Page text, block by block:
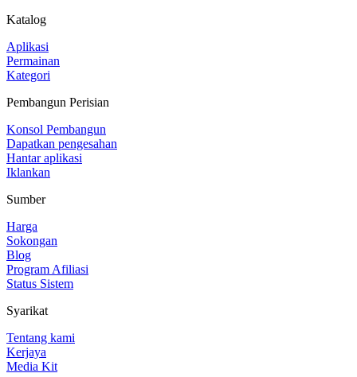
Katalog
Aplikasi
Permainan
Kategori
Pembangun Perisian
Konsol Pembangun
Dapatkan pengesahan
Hantar aplikasi
Iklankan
Sumber
Harga
Sokongan
Blog
Program Afiliasi
Status Sistem
Syarikat
Tentang kami
Kerjaya
Media Kit